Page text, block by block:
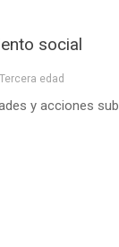
social
Tercera edad
y acciones